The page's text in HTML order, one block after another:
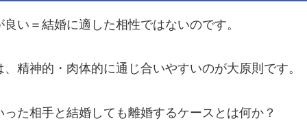
い＝結婚に適した相性ではないのです。
精神的・肉体的に通じ合いやすいのが大原則です。
った相手と結婚しても離婚するケースとは何か？